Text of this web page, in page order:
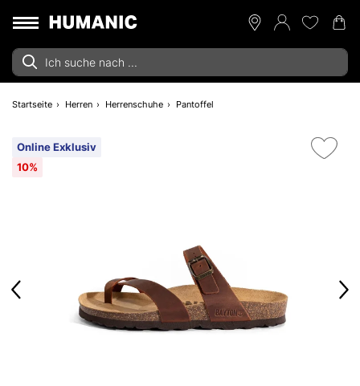
Startseite Herren Herrenschuhe Pantoffel
Online Exklusiv
10%